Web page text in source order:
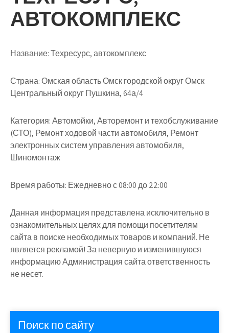
АВТОКОМПЛЕКС
Название:Техресурс, автокомплекс
Страна:Омская область Омск городской округ Омск
Центральный округ Пушкина, 64а/4
Категория:Автомойки, Авторемонт и техобслуживание
(СТО), Ремонт ходовой части автомобиля, Ремонт
электронных систем управления автомобиля,
Шиномонтаж
Время работы: Ежедневно с 08:00 до 22:00
Данная информация представлена исключительно в
ознакомительных целях для помощи посетителям
сайта в поиске необходимых товаров и компаний. Не
является рекламой! За неверную и изменившуюся
информацию Администрация сайта ответственность
не несет.
Поиск по сайту